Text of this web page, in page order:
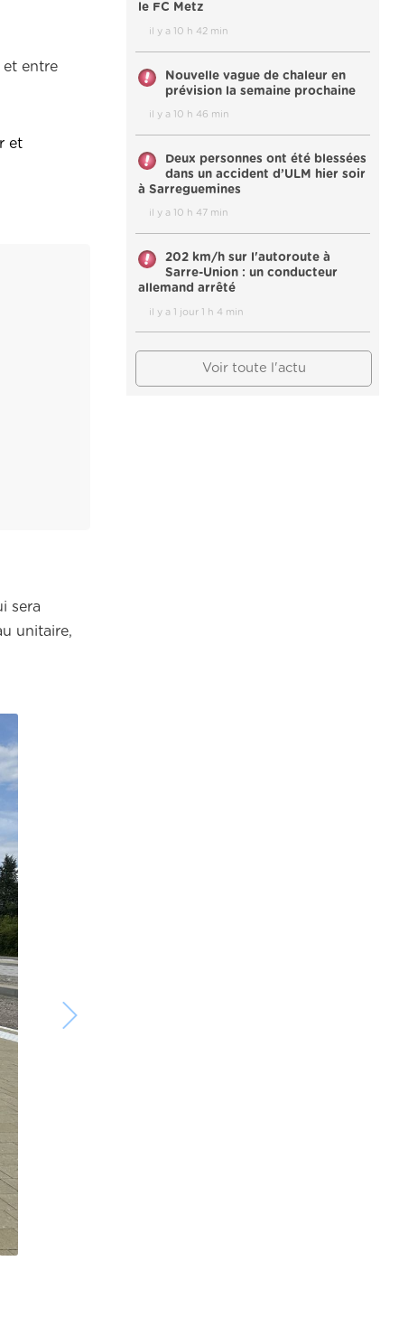
et entre
et
sera
unitaire,
le FC Metz
il y a 10 h 42 min
Nouvelle vague de chaleur en
prévision la semaine prochaine
il y a 10 h 46 min
Deux personnes ont été blessées
dans un accident d’ULM hier soir
à Sarreguemines
il y a 10 h 47 min
202 km/h sur l'autoroute à
Sarre-Union : un conducteur
allemand arrêté
il y a 1 jour 1 h 4 min
Voir toute l'actu